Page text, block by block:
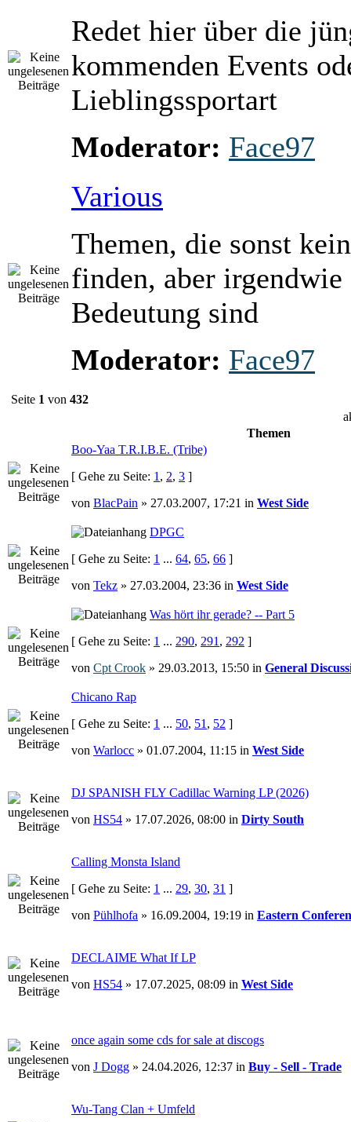
Redet hier über die
kommenden Events
Lieblingssportart
Moderator: Face97
Various
Themen, die sonst
finden, aber irgendwie
Bedeutung sind
Moderator: Face97
Seite 1 von 432
Themen
Boo-Yaa T.R.I.B.E. (Tribe)
[ Gehe zu Seite: 1 , 2, 3 ]
von BlacPain » 27.03.2007, 17:21 in West Side
DPGC
[ Gehe zu Seite: 1 ... 64, 65, 66 ]
von Tekz » 27.03.2004, 23:36 in West Side
Was hört ihr gerade? -- Part 5
[ Gehe zu Seite: 1 ... 290, 291 , 292 ]
von Cpt Crook » 29.03.2013, 15:50 in General
Chicano Rap
[ Gehe zu Seite: 1 ... 50, 51 , 52 ]
von Warlocc » 01.07.2004, 11:15 in West Side
DJ SPANISH FLY Cadillac Warning LP (2026)
von HS54 » 17.07.2026, 08:00 in Dirty South
Calling Monsta Island
[ Gehe zu Seite: 1 ... 29, 30, 31 ]
von Pühlhofa » 16.09.2004, 19:19 in Eastern
DECLAIME What If LP
von HS54 » 17.07.2025, 08:09 in West Side
once again some cds for sale at discogs
von J Dogg » 24.04.2026, 12:37 in Buy - Sell - Trade
Wu-Tang Clan + Umfeld